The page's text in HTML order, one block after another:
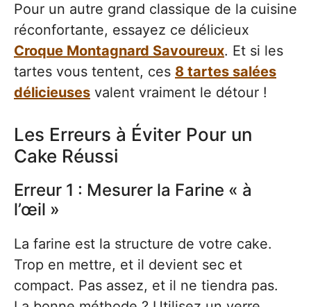
Pour un autre grand classique de la cuisine
réconfortante, essayez ce délicieux
Croque Montagnard Savoureux. Et si les
tartes vous tentent, ces 8 tartes salées
délicieuses valent vraiment le détour !
Les Erreurs à Éviter Pour un
Cake Réussi
Erreur 1 : Mesurer la Farine « à
l’œil »
La farine est la structure de votre cake.
Trop en mettre, et il devient sec et
compact. Pas assez, et il ne tiendra pas.